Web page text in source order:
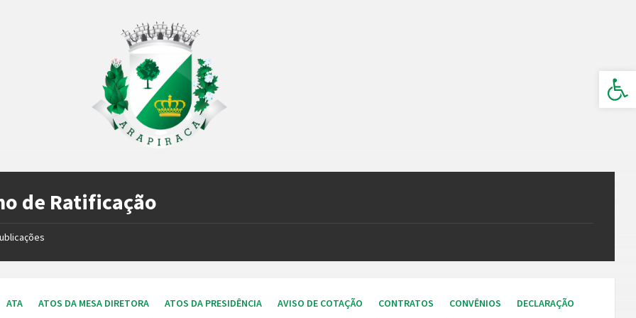
Barra de Ferramentas Aberta
de Ratificação
ATA ATOS DA MESA DIRETORA ATOS DA PRESIDÊNCIA AVISO DE COTAÇÃO CONTRATOS CONVÊNIOS
DECLARAÇÃO